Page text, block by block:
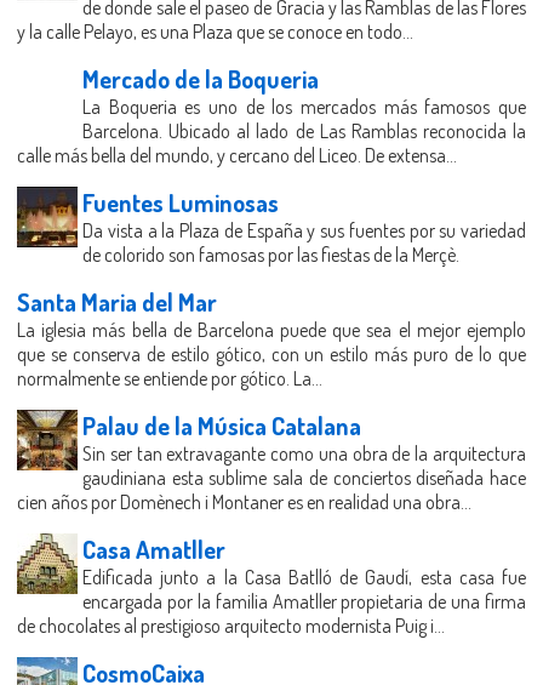
de donde sale el paseo de Gracia y las Ramblas de las Flores
y la calle Pelayo, es una Plaza que se conoce en todo...
Mercado de la Boqueria
La Boqueria es uno de los mercados más famosos que
Barcelona. Ubicado al lado de Las Ramblas reconocida la
calle más bella del mundo, y cercano del Liceo. De extensa...
Fuentes Luminosas
Da vista a la Plaza de España y sus fuentes por su variedad
de colorido son famosas por las fiestas de la Merçè.
Santa Maria del Mar
La iglesia más bella de Barcelona puede que sea el mejor ejemplo
que se conserva de estilo gótico, con un estilo más puro de lo que
normalmente se entiende por gótico. La...
Palau de la Música Catalana
Sin ser tan extravagante como una obra de la arquitectura
gaudiniana esta sublime sala de conciertos diseñada hace
cien años por Domènech i Montaner es en realidad una obra...
Casa Amatller
Edificada junto a la Casa Batlló de Gaudí, esta casa fue
encargada por la familia Amatller propietaria de una firma
de chocolates al prestigioso arquitecto modernista Puig i...
CosmoCaixa